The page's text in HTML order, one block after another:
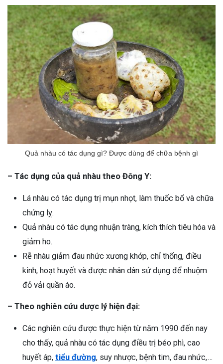
Quả nhàu có tác dụng gì? Được dùng để chữa bệnh gì
– Tác dụng của quả nhàu theo Đông Y:
Lá nhàu có tác dụng trị mụn nhọt, làm thuốc bổ và chữa
chứng lỵ.
Quả nhàu có tác dụng nhuận tràng, kích thích tiêu hóa và
giảm ho.
Rễ nhàu giảm đau nhức xương khớp, chỉ thống, điều
kinh, hoạt huyết và được nhân dân sử dụng để nhuộm
đỏ vải quần áo.
– Theo nghiên cứu dược lý hiện đại:
Các nghiên cứu được thực hiện từ năm 1990 đến nay
cho thấy, quả nhàu có tác dụng điều trị béo phì, cao
huyết áp, tiểu đường, suy nhược, bệnh tim, đau nhức,…